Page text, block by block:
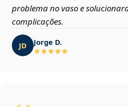
problema no vaso e
complicações.
JD Jorge D.